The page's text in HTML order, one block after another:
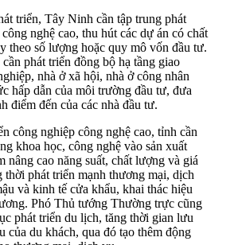
triển, Tây Ninh cần tập trung phát
nghệ cao, thu hút các dự án có chất
theo số lượng hoặc quy mô vốn đầu tư.
phát triển đồng bộ hạ tầng giao
nhà ở xã hội, nhà ở công nhân
hấp dẫn của môi trường đầu tư, đưa
điểm đến của các nhà đầu tư.
công nghiệp công nghệ cao, tỉnh cần
khoa học, công nghệ vào sản xuất
nâng cao năng suất, chất lượng và giá
thời phát triển mạnh thương mại, dịch
và kinh tế cửa khẩu, khai thác hiệu
Phó Thủ tướng Thường trực cũng
phát triển du lịch, tăng thời gian lưu
của du khách, qua đó tạo thêm động